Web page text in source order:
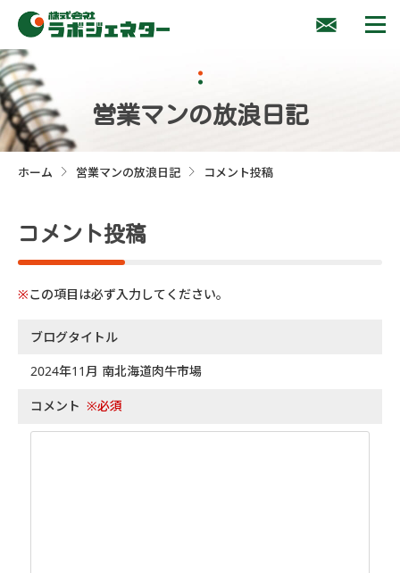
営業マンの放浪日記
ホーム >営業マンの放浪日記 >コメント投稿
コメント投稿
※この項目は必ず入力してください。
ブログタイトル
コメント ※必須